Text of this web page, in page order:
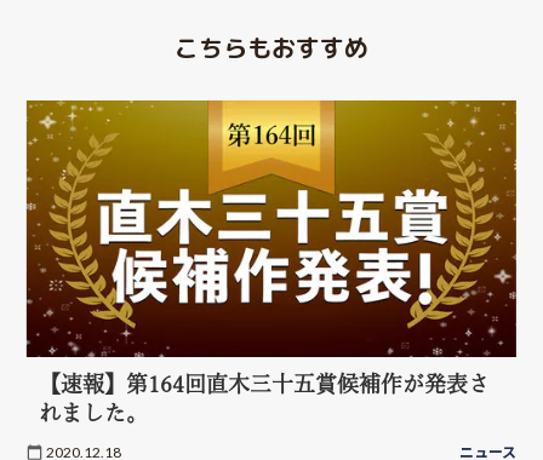
こちらもおすすめ
【速報】第164回直木三十五賞候補作が発表さ
れました。
2020.12.18 ニュース